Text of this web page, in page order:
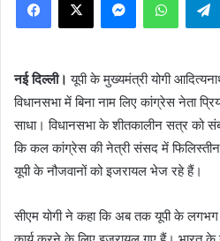
नई दिल्ली। यूपी के मुख्यमंत्री योगी
विधानसभा में बिना नाम लिए कांग्रेस नेता
साधा। विधानसभा के शीतकालीन सत्र को
कि कल कांग्रेस की नेत्री संसद में
यूपी के नौजवानों को इजरायल भेज रहे हैं।
सीएम योगी ने कहा कि अब तक यूपी के